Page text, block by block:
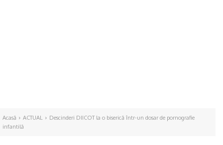
Acasă ACTUAL
Descinderi DIICOT la o biserică într-un dosar de pornografie
infantilă